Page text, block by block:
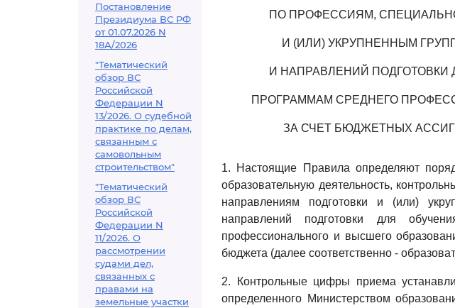
Постановление
Президиума ВС РФ
от 01.07.2026 N
18А/2026
"Тематический
обзор ВС
Российской
Федерации N
13/2026. О судебной
практике по делам,
связанным с
самовольным
строительством"
"Тематический
обзор ВС
Российской
Федерации N
11/2026. О
рассмотрении
судами дел,
связанных с
правами на
земельные участки
ПО ПРОФЕССИЯМ,
И (ИЛИ) УКРУПНЕННЫМ
И НАПРАВЛЕНИЙ
ПРОГРАММАМ СРЕДНЕГО
ЗА СЧЕТ БЮДЖЕТНЫХ
1. Настоящие Правила определяют
образовательную деятельность,
направлениям подготовки и (или)
направлений подготовки для
профессионального и высшего
бюджета (далее соответственно -
2. Контрольные цифры приема
определенного Министерством